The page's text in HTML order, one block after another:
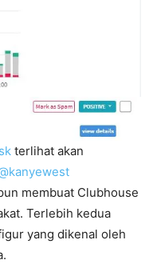
terlihat akan
membuat Clubhouse
Terlebih kedua
yang dikenal oleh